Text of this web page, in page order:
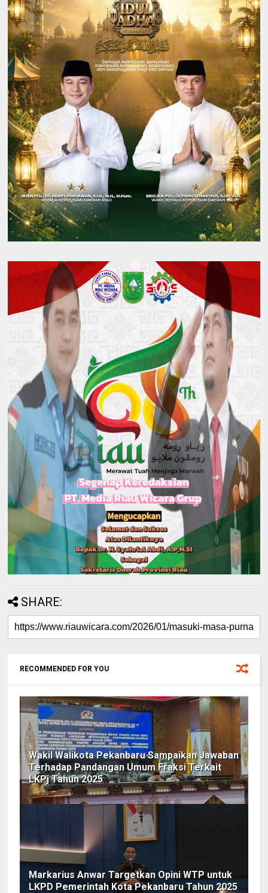
SHARE:
RECOMMENDED FOR YOU
Wakil Walikota Pekanbaru Sampaikan Jawaban
Terhadap Pandangan Umum Fraksi Terkait
LKPj Tahun 2025
Markarius Anwar Targetkan Opini WTP untuk
LKPD Pemerintah Kota Pekanbaru Tahun 2025